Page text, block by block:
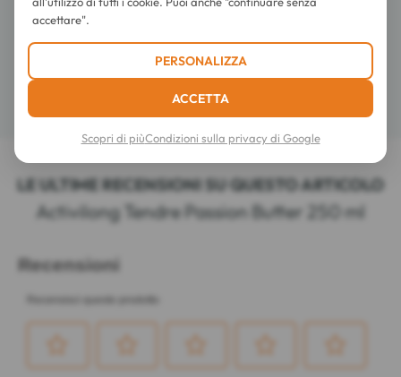
Consigli d'utilizzo
LE ULTIME RECENSIONI SU QUESTO ARTICOLO
Activilong Tendre Passion Butter 250 ml
accettare".
PERSONALIZZA
ACCETTA
Scopri di piùCondizioni sulla privacy di Google